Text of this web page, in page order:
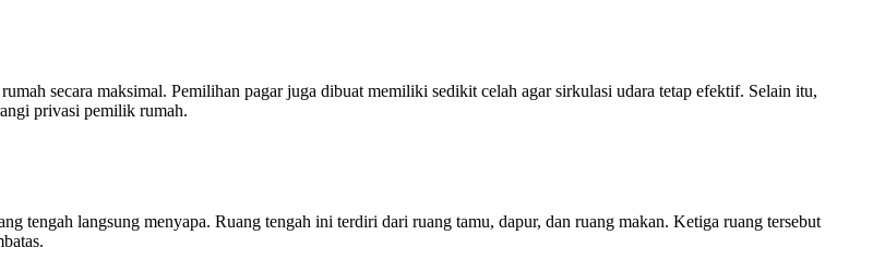
secara maksimal. Pemilihan pagar juga dibuat memiliki sedikit celah agar sirkulasi udara tetap efektif. Selain itu,
privasi pemilik rumah.
tengah langsung menyapa. Ruang tengah ini terdiri dari ruang tamu, dapur, dan ruang makan. Ketiga ruang tersebut